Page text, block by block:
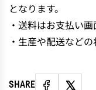
となります。
・送料はお支払い画
・生産や配送など
SHARE